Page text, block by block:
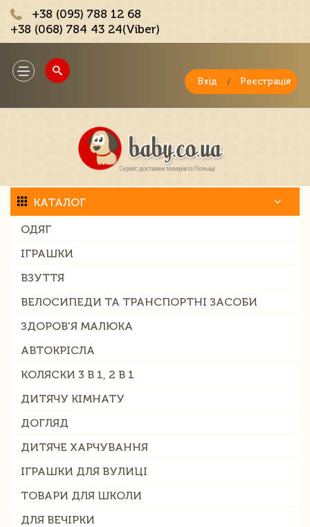
+38 (095) 788 12 68
+38 (068) 784 43 24(Viber)
Toggle
navigation
Вхід / Реєстрація
КАТАЛОГ
ОДЯГ
ІГРАШКИ
ВЗУТТЯ
ВЕЛОСИПЕДИ ТА ТРАНСПОРТНІ ЗАСОБИ
ЗДОРОВ'Я МАЛЮКА
АВТОКРІСЛА
КОЛЯСКИ 3 В 1, 2 В 1
ДИТЯЧУ КІМНАТУ
ДОГЛЯД
ДИТЯЧЕ ХАРЧУВАННЯ
ІГРАШКИ ДЛЯ ВУЛИЦІ
ТОВАРИ ДЛЯ ШКОЛИ
ДЛЯ ВЕЧІРКИ